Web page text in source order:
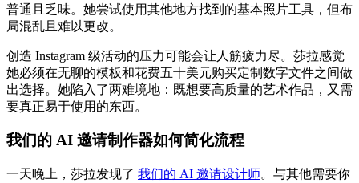
普通且乏味。她尝试使用其他地方找到的基本照片工具，但布
局混乱且难以更改。
创造 Instagram 级活动的压力可能会让人筋疲力尽。莎拉感觉
她必须在无聊的模板和花费五十美元购买定制数字文件之间做
出选择。她陷入了两难境地：既想要高质量的艺术作品，又需
要真正易于使用的东西。
我们的 AI 邀请制作器如何简化流程
一天晚上，莎拉发现了 我们的 AI 邀请设计师。与其他需要你